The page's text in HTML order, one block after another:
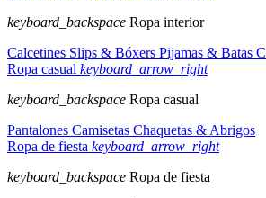
keyboard_backspace Ropa interior
Calcetines Slips & Bóxers Pijamas & Batas
Ropa casual keyboard_arrow_right
keyboard_backspace Ropa casual
Pantalones Camisetas Chaquetas & Abrigos
Ropa de fiesta keyboard_arrow_right
keyboard_backspace Ropa de fiesta